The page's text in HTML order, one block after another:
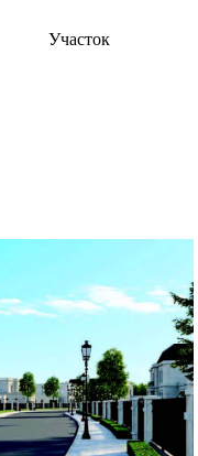
Участок